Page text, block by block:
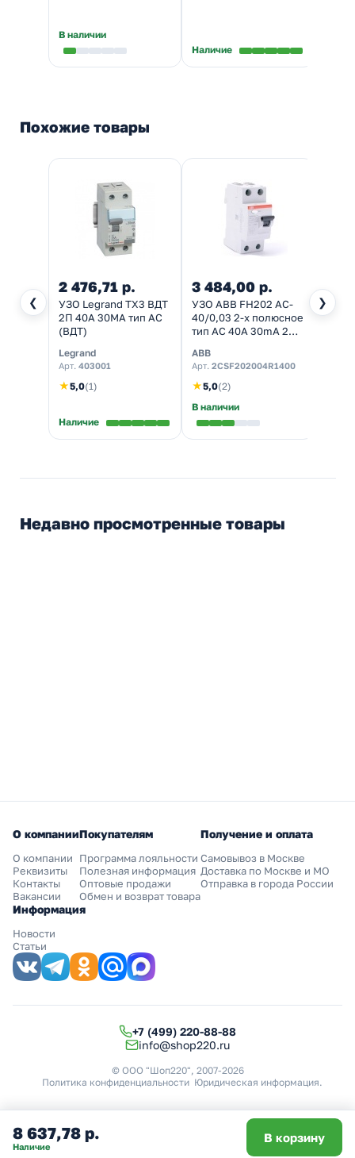
В наличии
Наличие
Похожие товары
❮ ❯
2 476,71 р.
УЗО Legrand TX3 ВДТ
2П 40A 30MA тип AC
(ВДТ)
Legrand
Арт. 403001
★5,0(1)
Наличие
3 484,00 р.
УЗО ABB FH202 AC-
40/0,03 2-х полюсное
тип AC 40A 30mA 2
(2CSF202002R1400)
(ВДТ)
ABB
Арт. 2CSF202004R1400
★5,0(2)
В наличии
1
УЗО
40А
Недавно просмотренные товары
8 637,78 р.
Наличие
В корзину
О компании
О компании
Реквизиты
Контакты
Вакансии
Покупателям
Программа лояльности
Полезная информация
Оптовые продажи
Обмен и возврат товара
Получение и оплата
Самовывоз в Москве
Доставка по Москве и МО
Отправка в города России
Информация
Новости
Статьи
+7 (499) 220-88-88
info@shop220.ru
© ООО "Шоп220", 2007-2026
Политика конфиденциальности Юридическая информация.